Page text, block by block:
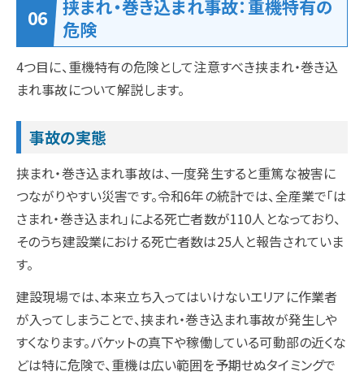
挟まれ・巻き込まれ事故：重機特有の
危険
4つ目に、重機特有の危険として注意すべき挟まれ・巻き込
まれ事故について解説します。
事故の実態
挟まれ・巻き込まれ事故は、一度発生すると重篤な被害に
つながりやすい災害です。令和6年の統計では、全産業で「は
さまれ・巻き込まれ」による死亡者数が110人となっており、
そのうち建設業における死亡者数は25人と報告されていま
す。
建設現場では、本来立ち入ってはいけないエリアに作業者
が入ってしまうことで、挟まれ・巻き込まれ事故が発生しや
すくなります。バケットの真下や稼働している可動部の近くな
どは特に危険で、重機は広い範囲を予期せぬタイミングで